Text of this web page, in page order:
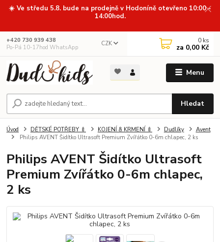
☀️ Ve středu 5.8. bude na prodejně v Hodoníně otevřeno 10:00 -
14:00hod.
Menu
CZK
Hledat
+420 730 939 438
Po-Pá 10-17hod WhatsApp
0 ks
za 0,00 Kč
Úvod DĚTSKÉ POTŘEBY 🍼 KOJENÍ & KRMENÍ 🍼 Dudlíky
Avent
Philips AVENT Šidítko Ultrasoft Premium Zvířátko 0-6m chlapec, 2 ks
Philips AVENT Šidítko Ultrasoft
Premium Zvířátko 0-6m chlapec,
2 ks